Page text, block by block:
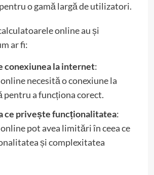
o gamă largă de utilizatori.
online au și
ar fi:
conexiunea la internet:
necesită o conexiune la
a funcționa corect.
ce privește funcționalitatea:
pot avea limitări în ceea ce
și complexitatea